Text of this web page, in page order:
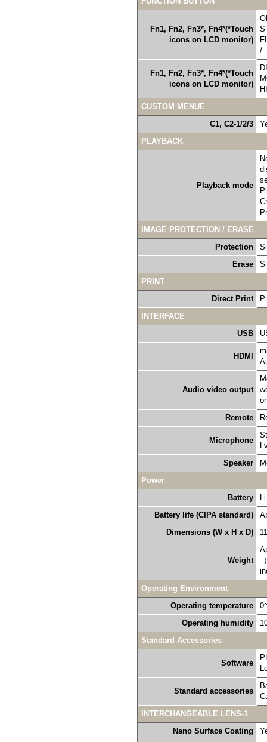
Fn1, Fn2, Fn3*, Fn4*(*Touch
icons on LCD monitor)
/
Fn1, Fn2, Fn3*, Fn4*(*Touch
icons on LCD monitor)
CUSTOM MENUE
C1, C2-1/2/3
PLAYBACK
Playback mode
IMAGE PROTECTION / ERASE
Protection
Erase
PRINT
Direct Print
INTERFACE
USB
HDMI
Audio video output
Remote
Microphone
Speaker
Power
Battery
Battery life (CIPA standard)
Dimensions (W x H x D)
Weight
Operating Environment
Operating temperature
Operating humidity
Standard Accessories
Software
Standard accessories
INTERCHANGEABLE LENS-1
Nano Surface Coating